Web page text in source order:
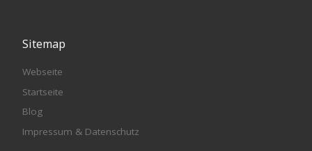
Sitemap
Webseite
Startseite
Blog
Impressum & Datenschutz